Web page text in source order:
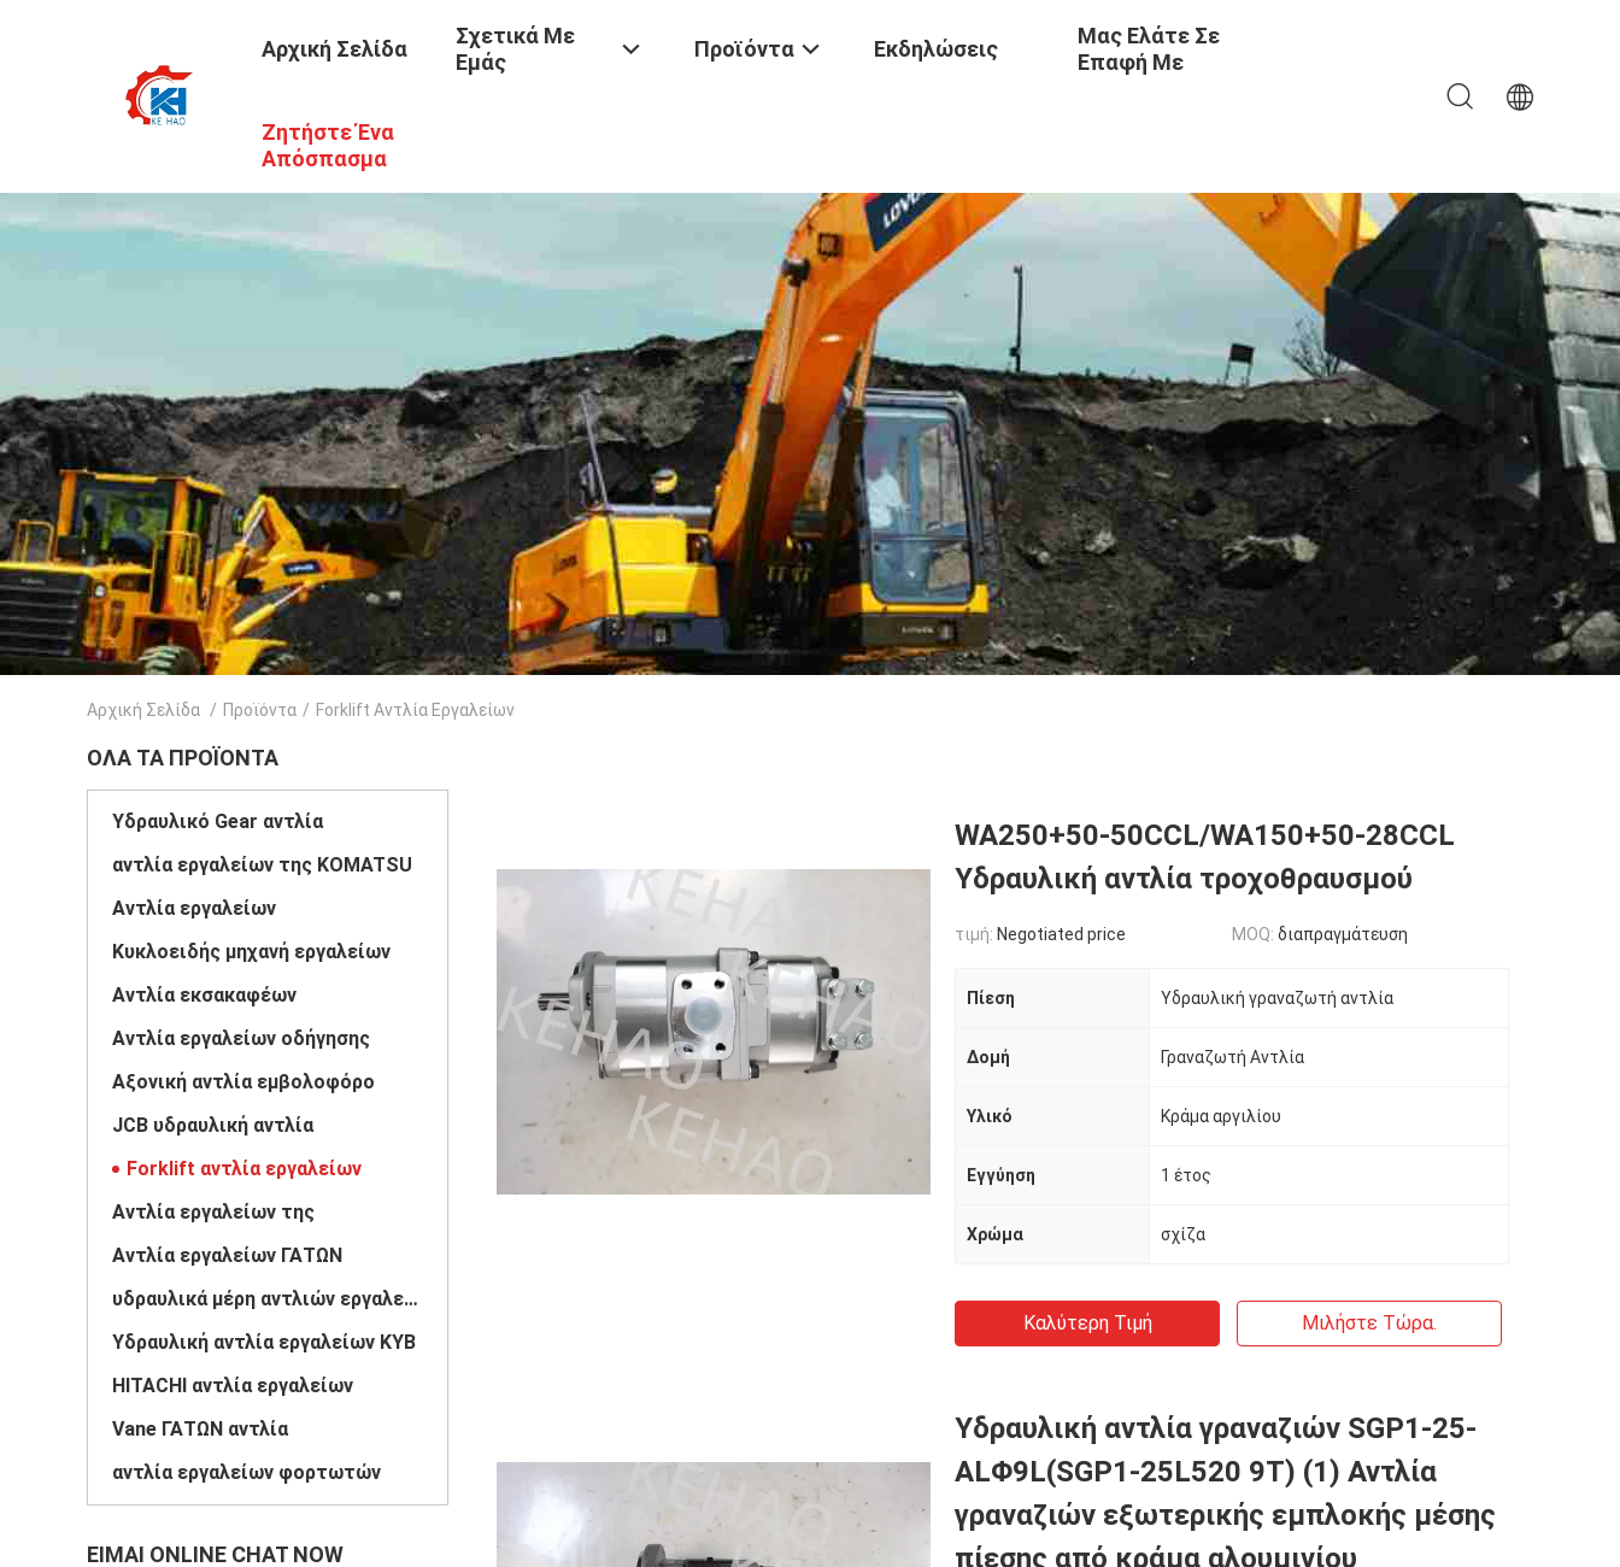
Αρχική Σελίδα
Σχετικά Με
Εμάς
Προϊόντα Εκδηλώσεις
Μας Ελάτε Σε
Επαφή Με
Ζητήστε Ένα
Απόσπασμα
Αρχική Σελίδα / Προϊόντα / Forklift Αντλία Εργαλείων
ΌΛΑ ΤΑ ΠΡΟΪΌΝΤΑ
Υδραυλικό Gear αντλία
αντλία εργαλείων της KOMATSU
Αντλία εργαλείων
Κυκλοειδής μηχανή εργαλείων
Αντλία εκσακαφέων
Αντλία εργαλείων οδήγησης
Αξονική αντλία εμβολοφόρο
JCB υδραυλική αντλία
Forklift αντλία εργαλείων
Αντλία εργαλείων της
Αντλία εργαλείων ΓΑΤΩΝ
υδραυλικά μέρη αντλιών εργαλείων
Υδραυλική αντλία εργαλείων KYB
HITACHI αντλία εργαλείων
Vane ΓΑΤΩΝ αντλία
αντλία εργαλείων φορτωτών
ΕΊΜΑΙ ONLINE CHAT NOW
WA250+50-50CCL/WA150+50-28CCL
Υδραυλική αντλία τροχοθραυσμού
τιμή: Negotiated price MOQ: διαπραγμάτευση
Πίεση Υδραυλική γραναζωτή αντλία
Δομή Γραναζωτή Αντλία
Υλικό Κράμα αργιλίου
Εγγύηση 1 έτος
Χρώμα σχίζα
Καλύτερη Τιμή Μιλήστε Τώρα.
Υδραυλική αντλία γραναζιών SGP1-25-
ALΦ9L(SGP1-25L520 9T) (1) Αντλία
γραναζιών εξωτερικής εμπλοκής μέσης
πίεσης από κράμα αλουμινίου